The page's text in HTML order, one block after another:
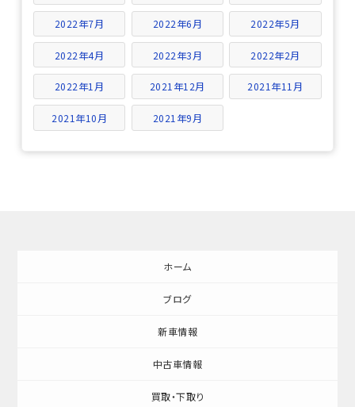
2022年7月 2022年6月 2022年5月
2022年4月 2022年3月 2022年2月
2022年1月 2021年12月 2021年11月
2021年10月 2021年9月
ホーム
ブログ
新車情報
中古車情報
買取・下取り